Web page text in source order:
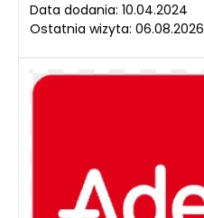
Data dodania: 10.04.2024
Ostatnia wizyta: 06.08.2026